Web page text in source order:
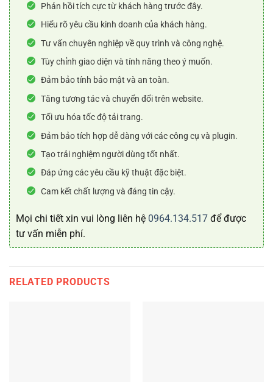
Phản hồi tích cực từ khách hàng trước đây.
Hiểu rõ yêu cầu kinh doanh của khách hàng.
Tư vấn chuyên nghiệp về quy trình và công nghệ.
Tùy chỉnh giao diện và tính năng theo ý muốn.
Đảm bảo tính bảo mật và an toàn.
Tăng tương tác và chuyển đổi trên website.
Tối ưu hóa tốc độ tải trang.
Đảm bảo tích hợp dễ dàng với các công cụ và plugin.
Tạo trải nghiệm người dùng tốt nhất.
Đáp ứng các yêu cầu kỹ thuật đặc biệt.
Cam kết chất lượng và đáng tin cậy.
Mọi chi tiết xin vui lòng liên hệ 0964.134.517 để được
tư vấn miễn phí.
RELATED PRODUCTS